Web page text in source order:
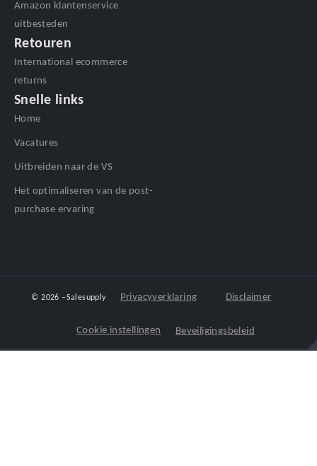
Amazon klantenservice
uitbesteden
Retouren
International ecommerce
returns
Snelle links
Home
Vacatures
Uitbreiden naar de VS
Het optimaliseren van de post-
purchase ervaring
© 2026 –Salesupply Privacyverklaring Disclaimer
Cookie instellingen Beveiligingsbeleid